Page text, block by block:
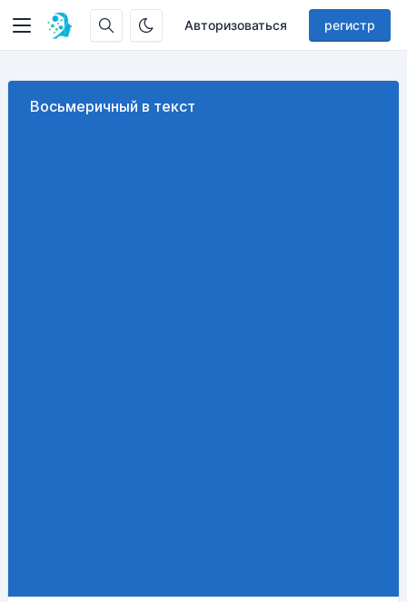
Авторизоваться регистр
Восьмеричный в текст